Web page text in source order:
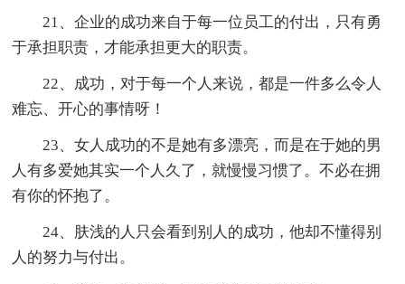
21、企业的成功来自于每一位员工的付出，只有勇
于承担职责，才能承担更大的职责。
22、成功，对于每一个人来说，都是一件多么令人
难忘、开心的事情呀！
23、女人成功的不是她有多漂亮，而是在于她的男
人有多爱她其实一个人久了，就慢慢习惯了。不必在拥
有你的怀抱了。
24、肤浅的人只会看到别人的成功，他却不懂得别
人的努力与付出。